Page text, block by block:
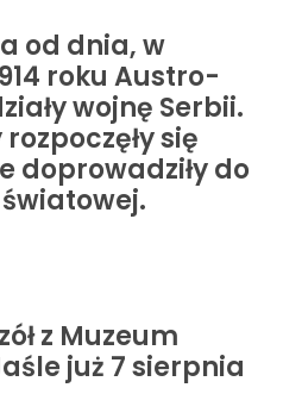
od dnia, w
roku Austro-
wojnę Serbii.
się
doprowadziły do
z Muzeum
już 7 sierpnia